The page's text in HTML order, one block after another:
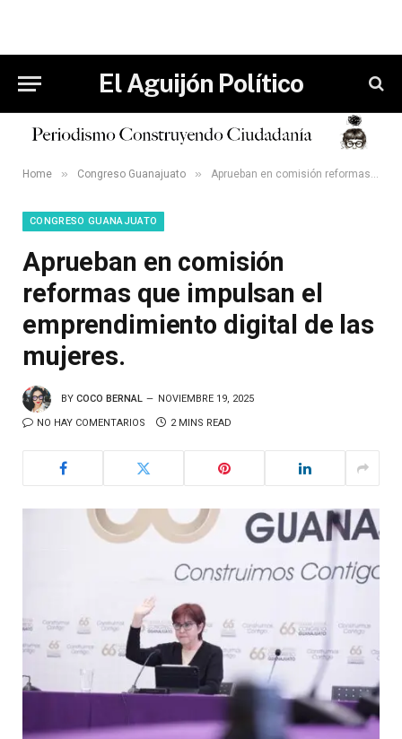
El Aguijón Político
Home » Congreso Guanajuato » Aprueban en comisión reformas que impulsan el emprendimiento digital de las mujeres.
CONGRESO GUANAJUATO
Aprueban en comisión
reformas que impulsan el
emprendimiento digital de las
mujeres.
BY COCO BERNAL NOVIEMBRE 19, 2025
NO HAY COMENTARIOS 2 MINS READ